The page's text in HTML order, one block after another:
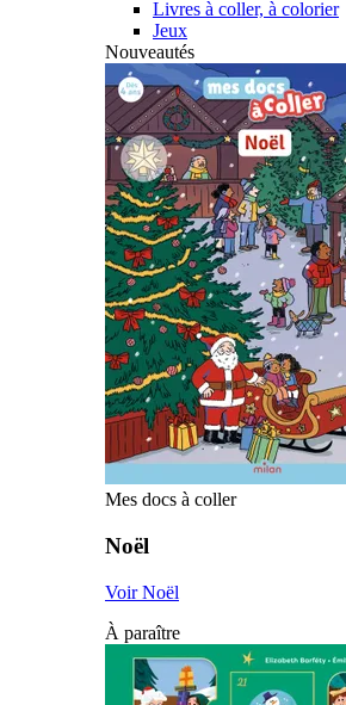
Livres à coller, à colorier
Jeux
Nouveautés
Mes docs à coller
Noël
Voir Noël
À paraître